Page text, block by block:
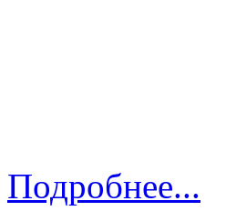
Подробнее...